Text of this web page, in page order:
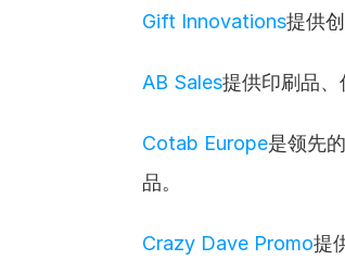
Gift Innovations提供
AB Sales提供印刷品、
Cotab Europe是领先
品。
Crazy Dave Promo提